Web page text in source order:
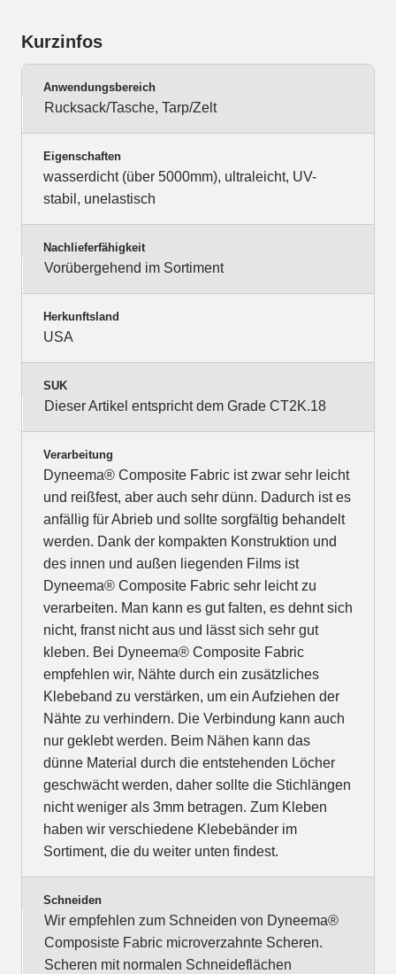
Kurzinfos
Anwendungsbereich
Rucksack/Tasche, Tarp/Zelt
Eigenschaften
wasserdicht (über 5000mm), ultraleicht, UV-
stabil, unelastisch
Nachlieferfähigkeit
Vorübergehend im Sortiment
Herkunftsland
USA
SUK
Dieser Artikel entspricht dem Grade CT2K.18
Verarbeitung
Dyneema® Composite Fabric ist zwar sehr leicht
und reißfest, aber auch sehr dünn. Dadurch ist es
anfällig für Abrieb und sollte sorgfältig behandelt
werden. Dank der kompakten Konstruktion und
des innen und außen liegenden Films ist
Dyneema® Composite Fabric sehr leicht zu
verarbeiten. Man kann es gut falten, es dehnt sich
nicht, franst nicht aus und lässt sich sehr gut
kleben. Bei Dyneema® Composite Fabric
empfehlen wir, Nähte durch ein zusätzliches
Klebeband zu verstärken, um ein Aufziehen der
Nähte zu verhindern. Die Verbindung kann auch
nur geklebt werden. Beim Nähen kann das
dünne Material durch die entstehenden Löcher
geschwächt werden, daher sollte die Stichlängen
nicht weniger als 3mm betragen. Zum Kleben
haben wir verschiedene Klebebänder im
Sortiment, die du weiter unten findest.
Schneiden
Wir empfehlen zum Schneiden von Dyneema®
Composiste Fabric microverzahnte Scheren.
Scheren mit normalen Schneideflächen